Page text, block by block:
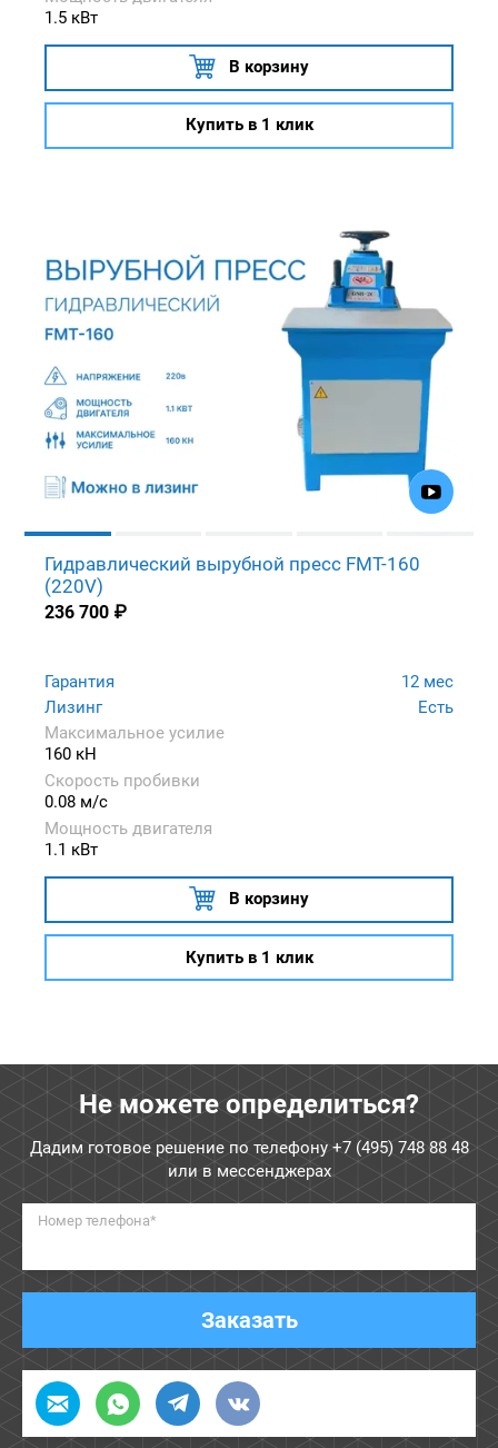
1.5 кВт
В корзину
Купить в 1 клик
Гидравлический вырубной пресс FMT-160
(220V)
236 700 ₽
Гарантия
12 мес
Лизинг
Есть
Максимальное усилие
160 кН
Скорость пробивки
0.08 м/с
Мощность двигателя
1.1 кВт
В корзину
Купить в 1 клик
Не можете определиться?
Дадим готовое решение по телефону +7 (495) 748 88 48
или в мессенджерах
Номер телефона*
Заказать